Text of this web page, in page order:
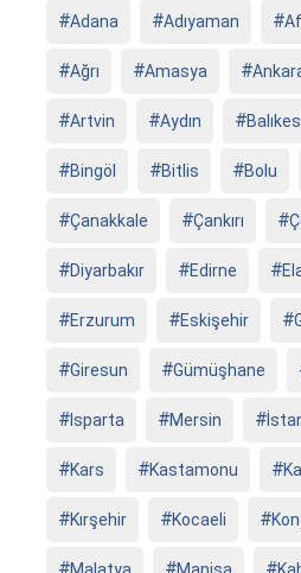
Adana Adıyaman
Ağrı Amasya
Artvin Aydın
Bingöl Bitlis Bolu
Çanakkale Çankırı
Diyarbakır Edirne
Erzurum Eskişehir
Giresun Gümüşhane
Isparta Mersin
Kars Kastamonu
Kırşehir Kocaeli